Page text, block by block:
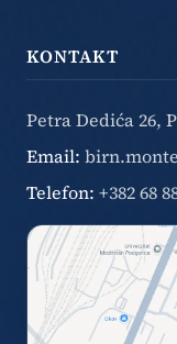
KONTAKT
Petra Dedića 26,
Email:
Telefon: +382 68